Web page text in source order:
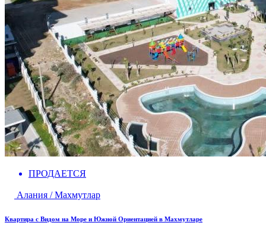
ПРОДАЕТСЯ
Алания / Махмутлар
Квартира с Видом на Море и Южной Ориентацией в Махмутларе